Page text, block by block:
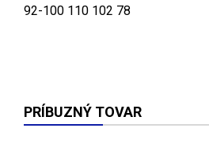
92-100 110 102 78
PRÍBUZNÝ TOVAR